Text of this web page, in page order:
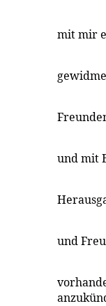
mit mir
und mit
und